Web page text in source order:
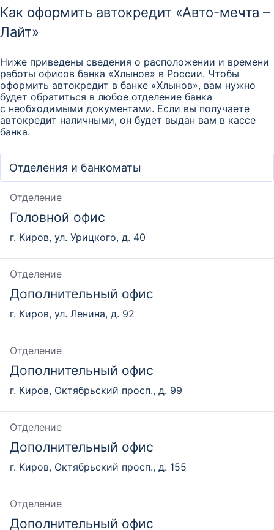
Как оформить автокредит «Авто-мечта –
Лайт»
Ниже приведены сведения о расположении и времени
работы офисов банка «Хлынов» в России. Чтобы
оформить автокредит в банке «Хлынов», вам нужно
будет обратиться в любое отделение банка
с необходимыми документами. Если вы получаете
автокредит наличными, он будет выдан вам в кассе
банка.
Отделение
Головной офис
г. Киров, ул. Урицкого, д. 40
Отделение
Дополнительный офис
г. Киров, ул. Ленина, д. 92
Отделение
Дополнительный офис
г. Киров, Октябрьский просп., д. 99
Отделение
Дополнительный офис
г. Киров, Октябрьский просп., д. 155
Отделение
Дополнительный офис